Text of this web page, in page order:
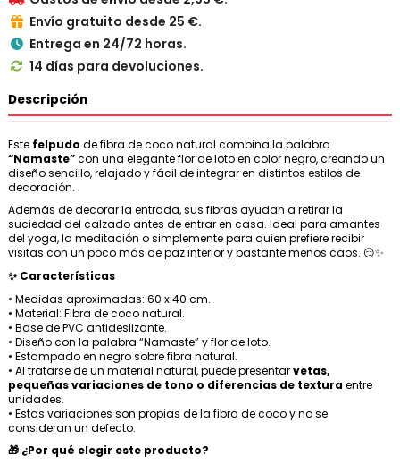
 Envío gratuito desde 25 €.
 Entrega en 24/72 horas.
 14 días para devoluciones.
Descripción
Este felpudo de fibra de coco natural combina la palabra
“Namaste”con una elegante flor de loto en color negro, creando un
diseño sencillo, relajado y fácil de integrar en distintos estilos de
decoración.
Además de decorar la entrada, sus fibras ayudan a retirar la
suciedad del calzado antes de entrar en casa. Ideal para amantes
del yoga, la meditación o simplemente para quien prefiere recibir
visitas con un poco más de paz interior y bastante menos caos. 😏✨
✨ Características
• Medidas aproximadas: 60 x 40 cm.
• Material: Fibra de coco natural.
• Base de PVC antideslizante.
• Diseño con la palabra “Namaste” y flor de loto.
• Estampado en negro sobre fibra natural.
• Al tratarse de un material natural, puede presentarvetas,
pequeñas variaciones de tono o diferencias de texturaentre
unidades.
• Estas variaciones son propias de la fibra de coco y no se
consideran un defecto.
🎁 ¿Por qué elegir este producto?